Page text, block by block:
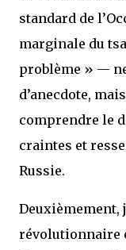
standard de
marginale du
problème » —
d’anecdote,
comprendre le
craintes et
Russie.
Deuxièmement,
révolutionnaire